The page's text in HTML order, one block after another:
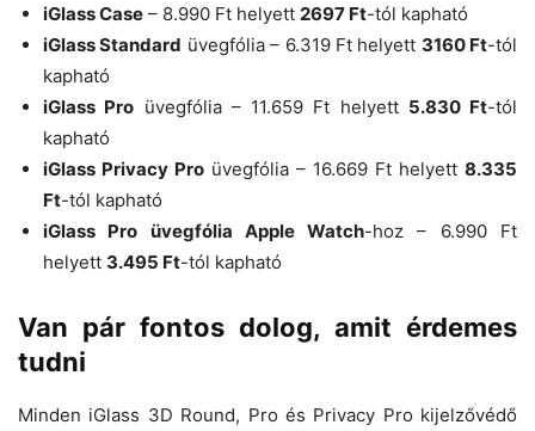
iGlass Case – 8.990 Ft helyett 2697 Ft-tól kapható
iGlass Standard üvegfólia – 6.319 Ft helyett 3160 Ft-tól
kapható
iGlass Pro üvegfólia – 11.659 Ft helyett 5.830 Ft-tól
kapható
iGlass Privacy Pro üvegfólia – 16.669 Ft helyett 8.335
Ft-tól kapható
iGlass Pro üvegfólia Apple Watch-hoz – 6.990 Ft
helyett 3.495 Ft-tól kapható
Van pár fontos dolog, amit érdemes
tudni
Minden iGlass 3D Round, Pro és Privacy Pro kijelzővédő